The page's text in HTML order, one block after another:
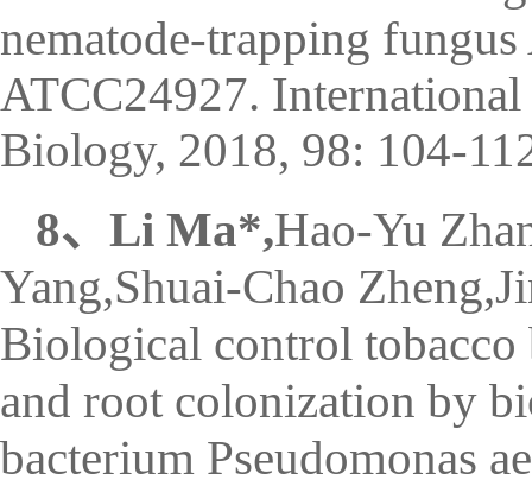
nematode-trapping
ATCC24927.
Biology, 2018, 98: 104-
8、Li Ma*,Hao-Yu
Yang,Shuai-Chao
Biological control
and root colonization by
bacterium Pseudomonas